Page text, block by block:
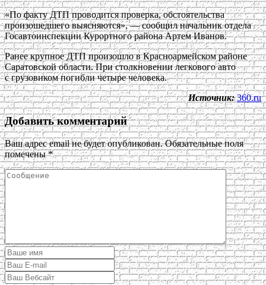
«По факту ДТП проводится проверка, обстоятельства
произошедшего выясняются», — сообщил начальник отдела
Госавтоинспекции Курортного района Артем Иванов.
Ранее крупное ДТП произошло в Красноармейском районе
Саратовской области. При столкновении легкового авто
с грузовиком погибли четыре человека.
Источник: 360.ru
Добавить комментарий
Ваш адрес email не будет опубликован. Обязательные поля
помечены*